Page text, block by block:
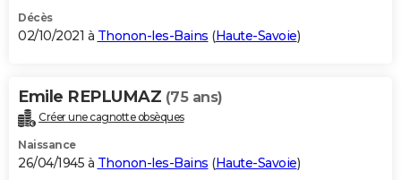
Décès
02/10/2021 à Thonon-les-Bains (Haute-Savoie)
Emile REPLUMAZ (75 ans)
Créer une cagnotte obsèques
Naissance
26/04/1945 à Thonon-les-Bains (Haute-Savoie)